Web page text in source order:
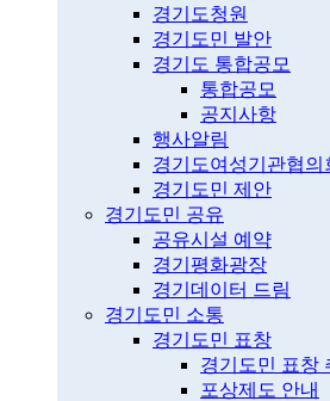
경기도청원
경기도민 발안
경기도 통합공모
통합공모
공지사항
행사알림
경기도여성기관협의
경기도민 제안
경기도민 공유
공유시설 예약
경기평화광장
경기데이터 드림
경기도민 소통
경기도민 표창
경기도민 표창
포상제도 안내